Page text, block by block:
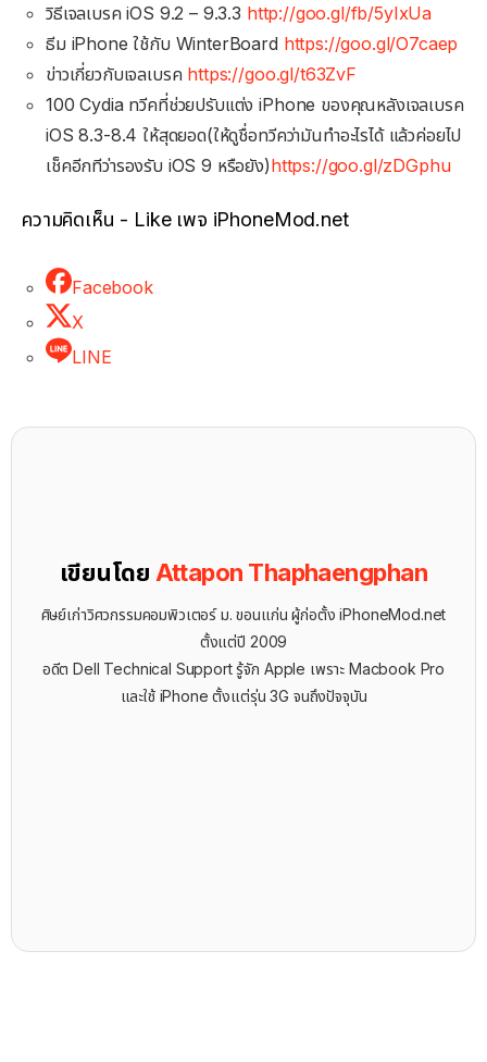
วิธีเจลเบรค iOS 9.2 – 9.3.3 http://goo.gl/fb/5yIxUa
ธีม iPhone ใช้กับ WinterBoard https://goo.gl/O7caep
ข่าวเกี่ยวกับเจลเบรค https://goo.gl/t63ZvF
100 Cydia ทวีคที่ช่วยปรับแต่ง iPhone ของคุณหลังเจลเบรค
iOS 8.3-8.4 ให้สุดยอด(ให้ดูชื่อทวีคว่ามันทำอะไรได้ แล้วค่อยไป
เช็คอีกทีว่ารองรับ iOS 9 หรือยัง)https://goo.gl/zDGphu
ความคิดเห็น - Like เพจ iPhoneMod.net
Facebook
X
LINE
เขียนโดย Attapon Thaphaengphan
ศิษย์เก่าวิศวกรรมคอมพิวเตอร์ ม. ขอนแก่น ผู้ก่อตั้ง iPhoneMod.net
ตั้งแต่ปี 2009
อดีต Dell Technical Support รู้จัก ​Apple เพราะ Macbook Pro
และใช้ iPhone ตั้งแต่รุ่น 3G จนถึงปัจจุบัน